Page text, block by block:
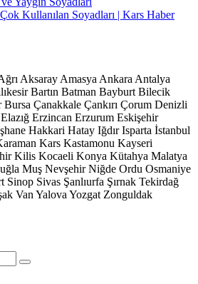
Kullanılan Soyadları | Kars Haber
Aksaray Amasya Ankara Antalya
Bartın Batman Bayburt Bilecik
Bursa Çanakkale Çankırı Çorum Denizli
Elazığ Erzincan Erzurum Eskişehir
Hakkari Hatay Iğdır Isparta İstanbul
Kars Kastamonu Kayseri
Kilis Kocaeli Konya Kütahya Malatya
Muş Nevşehir Niğde Ordu Osmaniye
Sinop Sivas Şanlıurfa Şırnak Tekirdağ
Van Yalova Yozgat Zonguldak